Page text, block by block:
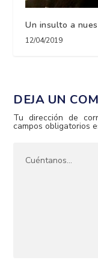
Un insulto a
12/04/2019
DEJA UN
Tu dirección de
campos obligatorios